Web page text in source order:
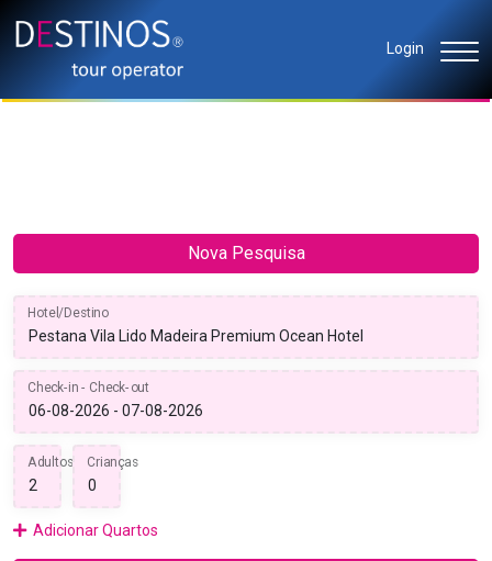
Login
Nova Pesquisa
Hotel/Destino
Check-in - Check-out
Adultos Crianças
Adicionar Quartos